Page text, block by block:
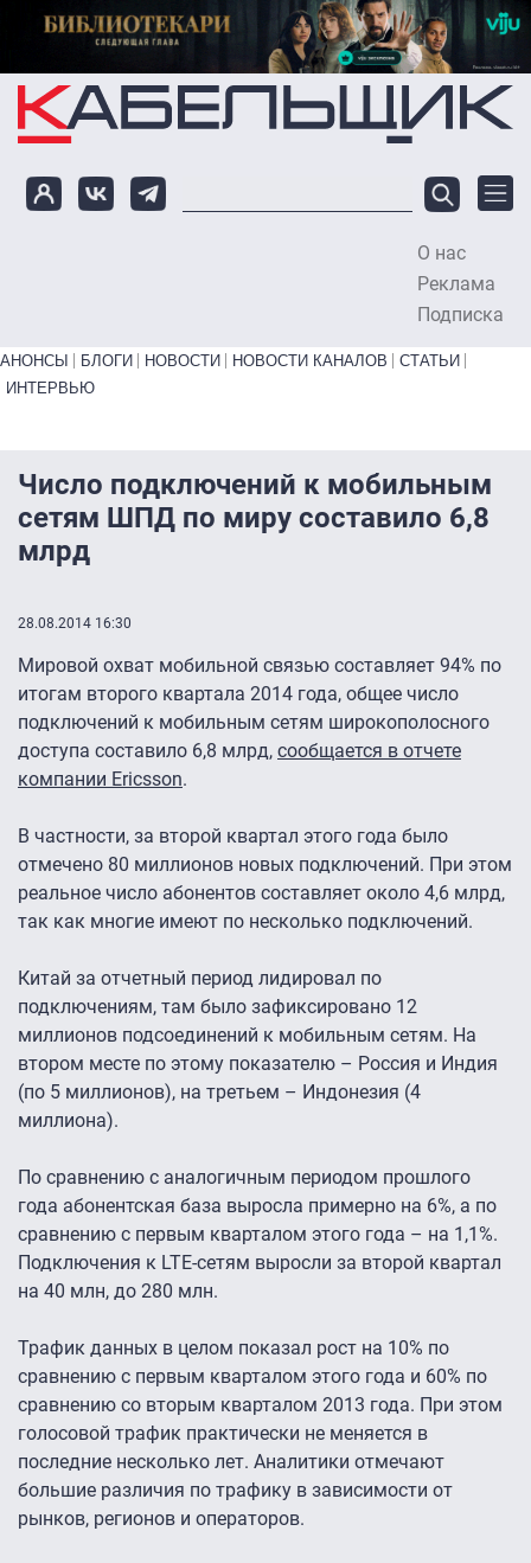
Перейти к основному содержанию
О нас
Реклама
Подписка
Primary links bottom
АНОНСЫ БЛОГИ НОВОСТИ НОВОСТИ КАНАЛОВ
СТАТЬИ
ИНТЕРВЬЮ
Число подключений к мобильным
сетям ШПД по миру составило 6,8
млрд
28.08.2014 16:30
Мировой охват мобильной связью составляет 94% по
итогам второго квартала 2014 года, общее число
подключений к мобильным сетям широкополосного
доступа составило 6,8 млрд, сообщается в отчете
компании Ericsson.
В частности, за второй квартал этого года было
отмечено 80 миллионов новых подключений. При этом
реальное число абонентов составляет около 4,6 млрд,
так как многие имеют по несколько подключений.
Китай за отчетный период лидировал по
подключениям, там было зафиксировано 12
миллионов подсоединений к мобильным сетям. На
втором месте по этому показателю – Россия и Индия
(по 5 миллионов), на третьем – Индонезия (4
миллиона).
По сравнению с аналогичным периодом прошлого
года абонентская база выросла примерно на 6%, а по
сравнению с первым кварталом этого года – на 1,1%.
Подключения к LTE-сетям выросли за второй квартал
на 40 млн, до 280 млн.
Трафик данных в целом показал рост на 10% по
сравнению с первым кварталом этого года и 60% по
сравнению со вторым кварталом 2013 года. При этом
голосовой трафик практически не меняется в
последние несколько лет. Аналитики отмечают
большие различия по трафику в зависимости от
рынков, регионов и операторов.